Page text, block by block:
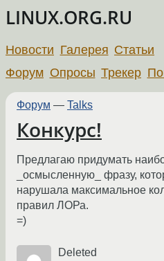
LINUX.ORG.RU
Новости Галерея Статьи
Форум Опросы Трекер
Форум — Talks
Конкурс!
Предлагаю придумать
_осмысленную_ фразу,
нарушала максимальное
правил ЛОРа.
=)
Deleted